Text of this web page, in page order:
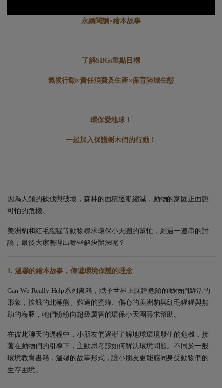
永續閱讀×繪本故事
了解SDGs重點目標
氣候行動×責任消費及生產×保育陸域生態
環保愛地球！
一起加入保護樹木們的行動！
因為人類的砍伐與破壞，森林的面積逐漸縮減，動物的家園正面臨
可怕的危機。
美洲豹和紅毛猩猩等動物尋求環保小天團的幫忙，經過一連串的討
論，最後大家整理出哪些解決辦法呢？
1. 溫馨的繪本故事，傳遞環境保護的理念
Can We Really Help系列書籍，賦予世界上瀕臨危險的動物們鮮活的
形象，挨餓的北極熊、難過的蜜蜂、傷心的美洲豹與紅毛猩猩與無
助的海豚，牠們紛紛向超級厲害的環保小天團尋求幫助。
在彼此聊天的過程中，小朋友們逐漸了解地球環境發生的危機，接
著在動物們的引導下，主動思考該如何解決環境問題。不同於一般
環境教育書籍，溫馨的故事形式，讓小朋友更能感同身受動物們的
生存困境。